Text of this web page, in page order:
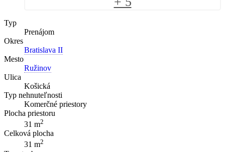
Typ
Prenájom
Okres
Bratislava II
Mesto
Ružinov
Ulica
Košická
Typ nehnuteľnosti
Komerčné priestory
Plocha priestoru
31 m2
Celková plocha
31 m2